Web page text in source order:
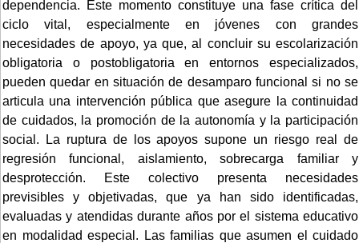
dependencia. Este momento constituye una fase crítica del
ciclo vital, especialmente en jóvenes con grandes
necesidades de apoyo, ya que, al concluir su escolarización
obligatoria o postobligatoria en entornos especializados,
pueden quedar en situación de desamparo funcional si no se
articula una intervención pública que asegure la continuidad
de cuidados, la promoción de la autonomía y la participación
social. La ruptura de los apoyos supone un riesgo real de
regresión funcional, aislamiento, sobrecarga familiar y
desprotección. Este colectivo presenta necesidades
previsibles y objetivadas, que ya han sido identificadas,
evaluadas y atendidas durante años por el sistema educativo
en modalidad especial. Las familias que asumen el cuidado